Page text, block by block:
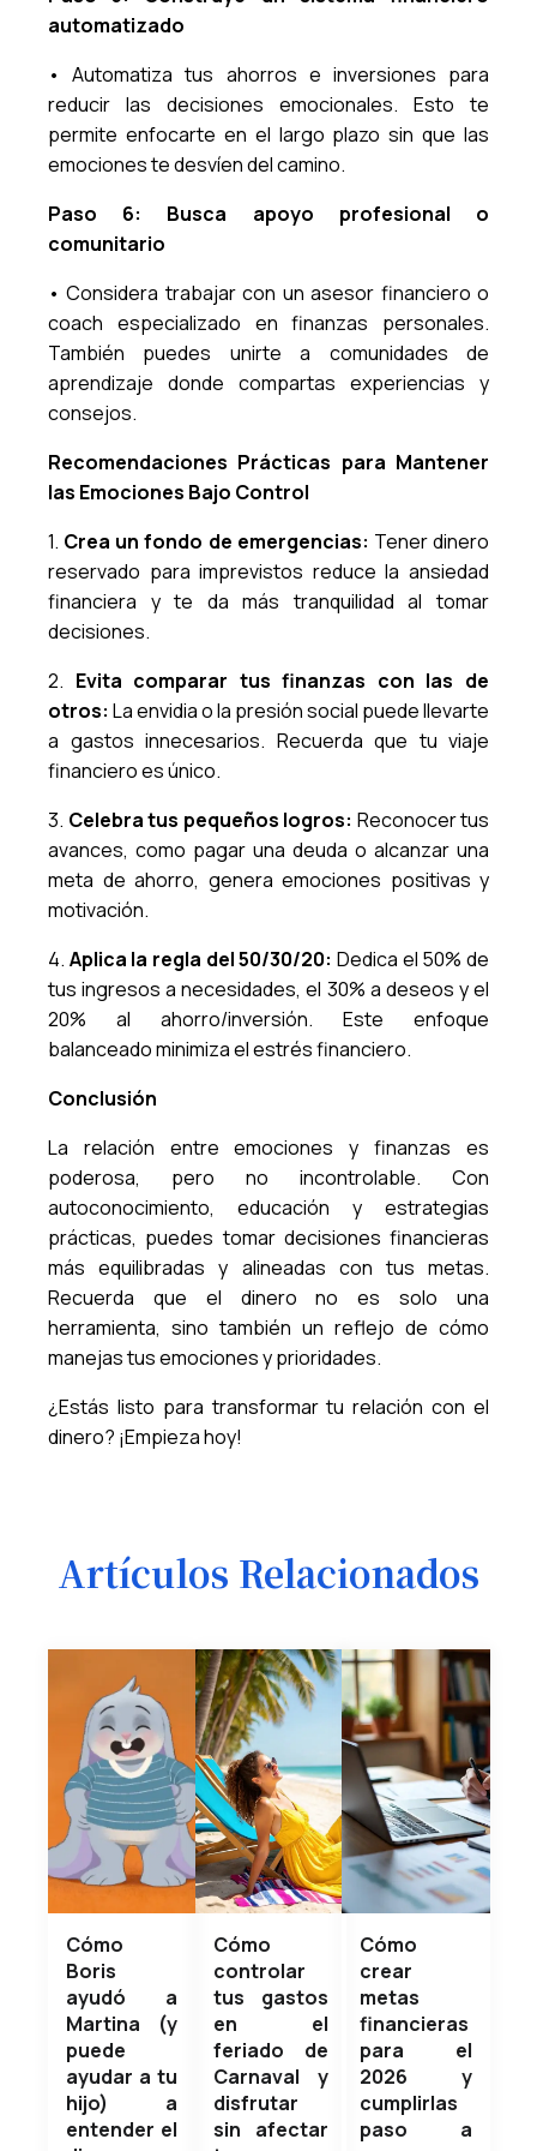
automatizado
• Automatiza tus ahorros e inversiones para
reducir las decisiones emocionales. Esto te
permite enfocarte en el largo plazo sin que las
emociones te desvíen del camino.
Paso 6: Busca apoyo profesional o
comunitario
• Considera trabajar con un asesor financiero o
coach especializado en finanzas personales.
También puedes unirte a comunidades de
aprendizaje donde compartas experiencias y
consejos.
Recomendaciones Prácticas para Mantener
las Emociones Bajo Control
1. Crea un fondo de emergencias: Tener dinero
reservado para imprevistos reduce la ansiedad
financiera y te da más tranquilidad al tomar
decisiones.
2. Evita comparar tus finanzas con las de
otros: La envidia o la presión social puede llevarte
a gastos innecesarios. Recuerda que tu viaje
financiero es único.
3. Celebra tus pequeños logros: Reconocer tus
avances, como pagar una deuda o alcanzar una
meta de ahorro, genera emociones positivas y
motivación.
4. Aplica la regla del 50/30/20: Dedica el 50% de
tus ingresos a necesidades, el 30% a deseos y el
20% al ahorro/inversión. Este enfoque
balanceado minimiza el estrés financiero.
Conclusión
La relación entre emociones y finanzas es
poderosa, pero no incontrolable. Con
autoconocimiento, educación y estrategias
prácticas, puedes tomar decisiones financieras
más equilibradas y alineadas con tus metas.
Recuerda que el dinero no es solo una
herramienta, sino también un reflejo de cómo
manejas tus emociones y prioridades.
¿Estás listo para transformar tu relación con el
dinero? ¡Empieza hoy!
Artículos Relacionados
Cómo
Boris
ayudó a
Martina (y
puede
ayudar a tu
hijo) a
entender el
Cómo
controlar
tus gastos
en el
feriado de
Carnaval y
disfrutar
sin afectar
Cómo
crear
metas
financieras
para el
2026 y
cumplirlas
paso a